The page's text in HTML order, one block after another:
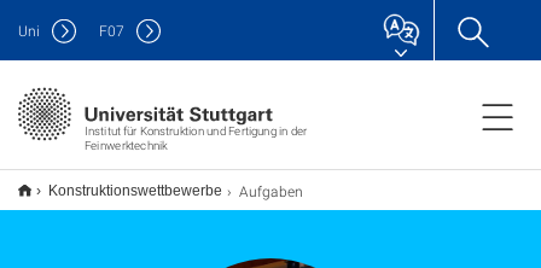
Institut für Konstruktion und Fertigung in der
Feinwerktechnik
Uni F07
Konstruktionswettbewerbe Aufgaben